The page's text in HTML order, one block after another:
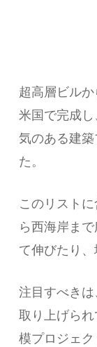
超高層ビル
米国で完成
気のある建
た。
このリスト
ら西海岸ま
て伸びたり、
注目すべき
取り上げら
模プロジェ